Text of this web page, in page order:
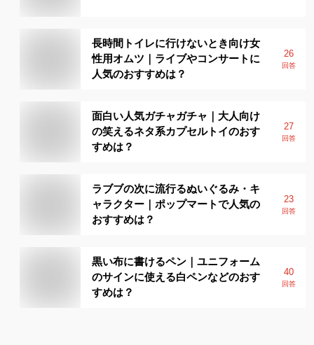
長時間トイレに行けないとき向け女
性用オムツ｜ライブやコンサートに
人気のおすすめは？
26
回答
面白い人気ガチャガチャ｜大人向け
の笑えるネタ系カプセルトイのおす
すめは？
27
回答
ラブブの次に流行るぬいぐるみ・キ
ャラクター｜ポップマートで人気の
おすすめは？
23
回答
黒い布に書けるペン｜ユニフォーム
のサインに使える白ペンなどのおす
すめは？
40
回答